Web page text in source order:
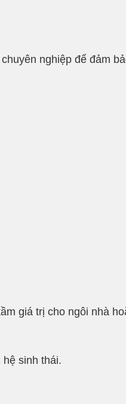
nghiệp để đảm
giá trị cho ngôi nhà
sinh thái.